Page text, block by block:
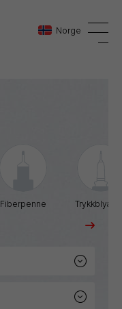
Norge
Fiberpenne